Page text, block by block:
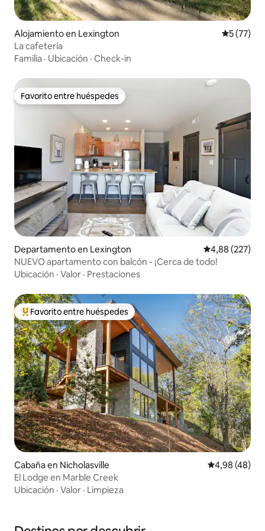
Alojamiento en Lexington
5 (77)
La cafetería
Familia · Ubicación · Check-in
Favorito entre huéspedes
Favorito entre huéspedes
Departamento en Lexington Calificación
4,88 (227)
NUEVO apartamento con balcón - ¡Cerca de todo!
Ubicación · Valor · Prestaciones
Favorito entre los huéspedes más destacados
Favorito entre huéspedes
Cabaña en Nicholasville Calificación
4,98 (48)
El Lodge en Marble Creek
Ubicación · Valor · Limpieza